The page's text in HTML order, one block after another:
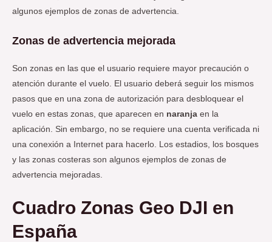
algunos ejemplos de zonas de advertencia.
Zonas de advertencia mejorada
Son zonas en las que el usuario requiere mayor precaución o
atención durante el vuelo. El usuario deberá seguir los mismos
pasos que en una zona de autorización para desbloquear el
vuelo en estas zonas, que aparecen en naranja en la
aplicación. Sin embargo, no se requiere una cuenta verificada ni
una conexión a Internet para hacerlo. Los estadios, los bosques
y las zonas costeras son algunos ejemplos de zonas de
advertencia mejoradas.
Cuadro Zonas Geo DJI en
España